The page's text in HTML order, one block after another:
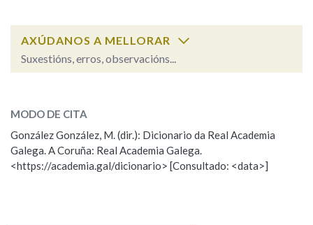
OUTRAS OPCIÓNS DE BUSCA
Marcas gramaticais
AXÚDANOS A MELLORAR
Suxestións, erros, observacións...
ESCOLLE UNHA OPCIÓN:
Observación Hai un erro na palabra
Propoño mellorar a definición
MODO DE CITA
González González, M. (dir.): Dicionario da Real Academia
Galega. A Coruña: Real Academia Galega.
<https://academia.gal/dicionario> [Consultado: <data>]